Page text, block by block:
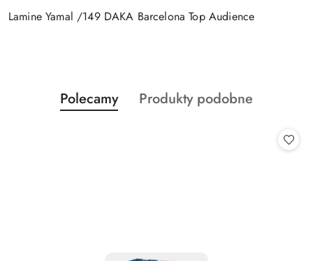
Lamine Yamal /149 DAKA Barcelona Top Audience
Pomiń karuzelę produktów
Produkty
o
Polecamy
Produkty
Produkty podobne